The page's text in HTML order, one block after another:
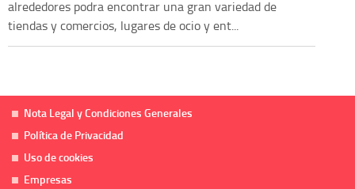
alrededores podra encontrar una gran variedad de
tiendas y comercios, lugares de ocio y ent...
Nota Legal y Condiciones Generales
Política de Privacidad
Uso de cookies
Empresas